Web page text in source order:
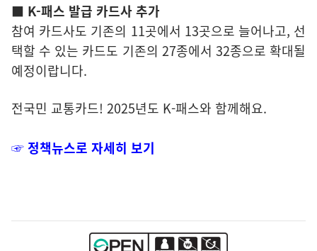
■ K-패스 발급 카드사 추가
참여 카드사도 기존의 11곳에서 13곳으로 늘어나고, 선
택할 수 있는 카드도 기존의 27종에서 32종으로 확대될
예정이랍니다.
전국민 교통카드! 2025년도 K-패스와 함께해요.
☞ 정책뉴스로 자세히 보기